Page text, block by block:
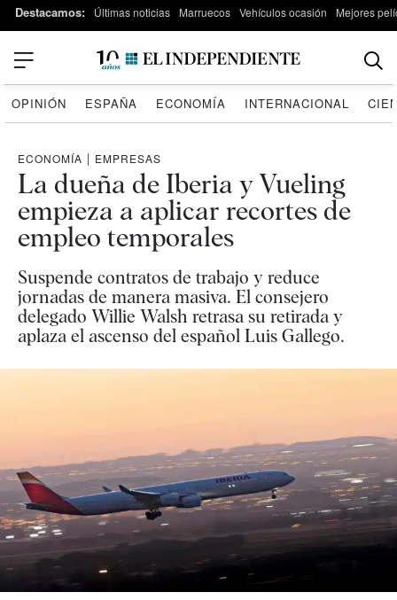
Destacamos: Últimas noticias Marruecos Vehículos ocasión Mejores
OPINIÓN ESPAÑA ECONOMÍA INTERNACIONAL
ECONOMÍA | EMPRESAS
La dueña de Iberia y Vueling
empieza a aplicar recortes de
empleo temporales
Suspende contratos de trabajo y reduce
jornadas de manera masiva. El consejero
delegado Willie Walsh retrasa su retirada y
aplaza el ascenso del español Luis Gallego.